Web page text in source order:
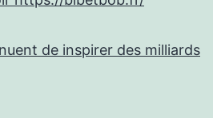
de inspirer des milliards